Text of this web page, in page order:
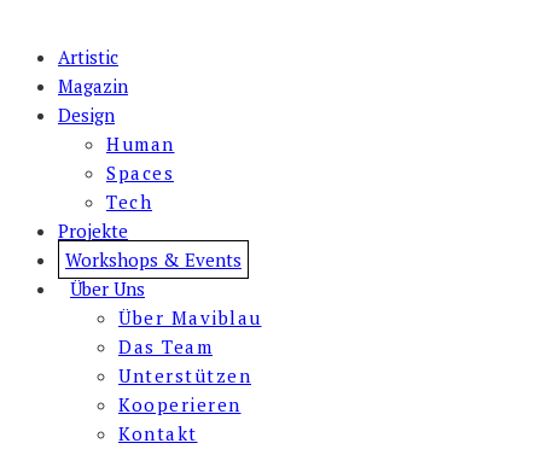
Artistic
Magazin
Design
Human
Spaces
Tech
Projekte
Workshops & Events
Über Uns
Über Maviblau
Das Team
Unterstützen
Kooperieren
Kontakt